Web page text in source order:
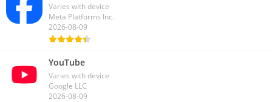
Varies with device
Meta Platforms Inc.
2026-08-09
YouTube
Varies with device
Google LLC
2026-08-09